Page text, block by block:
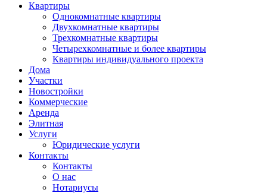
Квартиры
Однокомнатные квартиры
Двухкомнатные квартиры
Трехкомнатные квартиры
Четырехкомнатные и более квартиры
Квартиры индивидуального проекта
Дома
Участки
Новостройки
Коммерческие
Аренда
Элитная
Услуги
Юридические услуги
Контакты
Контакты
О нас
Нотариусы